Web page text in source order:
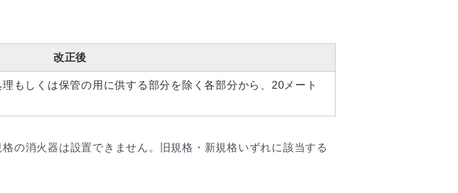
改正後
もしくは保管の用に供する部分を除く各部分から、20メート
の消火器は設置できません。旧規格・新規格いずれに該当する